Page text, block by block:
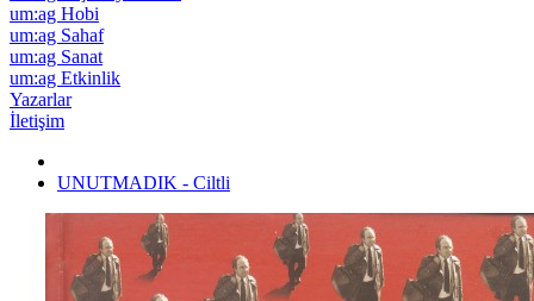
um:ag Hobi
um:ag Sahaf
um:ag Sanat
um:ag Etkinlik
Yazarlar
İletişim
UNUTMADIK - Ciltli